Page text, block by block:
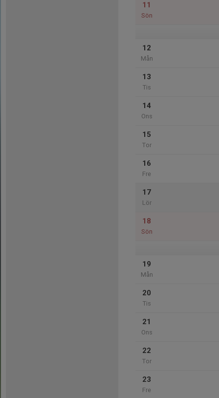
11
Sön
12
Mån
13
Tis
14
Ons
15
Tor
16
Fre
17
Lör
18
Sön
19
Mån
20
Tis
21
Ons
22
Tor
23
Fre